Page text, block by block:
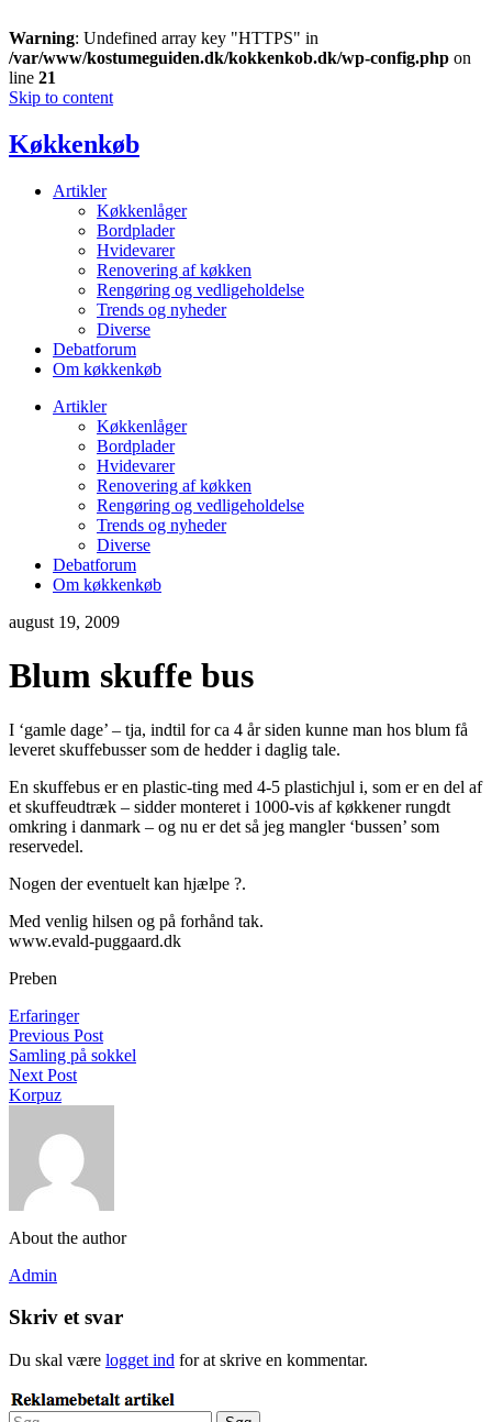
Warning: Undefined array key "HTTPS" in
/var/www/kostumeguiden.dk/kokkenkob.dk/wp-config.php on
line 21
Skip to content
Køkkenkøb
Artikler
Køkkenlåger
Bordplader
Hvidevarer
Renovering af køkken
Rengøring og vedligeholdelse
Trends og nyheder
Diverse
Debatforum
Om køkkenkøb
Artikler
Køkkenlåger
Bordplader
Hvidevarer
Renovering af køkken
Rengøring og vedligeholdelse
Trends og nyheder
Diverse
Debatforum
Om køkkenkøb
august 19, 2009
Blum skuffe bus
I ‘gamle dage’ – tja, indtil for ca 4 år siden kunne man hos blum få
leveret skuffebusser som de hedder i daglig tale.
En skuffebus er en plastic-ting med 4-5 plastichjul i, som er en del af
et skuffeudtræk – sidder monteret i 1000-vis af køkkener rungdt
omkring i danmark – og nu er det så jeg mangler ‘bussen’ som
reservedel.
Nogen der eventuelt kan hjælpe ?.
Med venlig hilsen og på forhånd tak.
www.evald-puggaard.dk
Preben
Erfaringer
Previous Post
Samling på sokkel
Next Post
Korpuz
About the author
Admin
Skriv et svar
Du skal være logget ind for at skrive en kommentar.